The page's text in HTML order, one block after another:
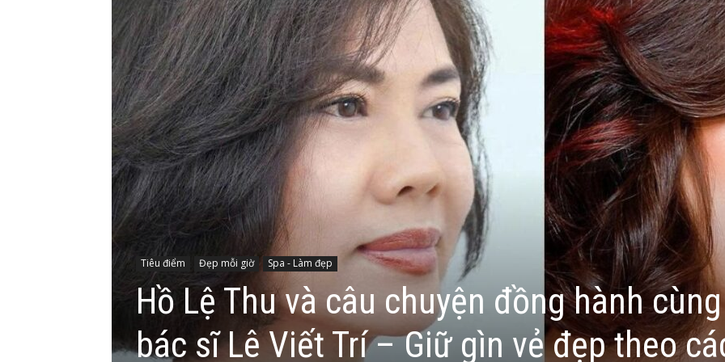
Tiêu điểm Đẹp mỗi giờ Spa - Làm đẹp
Hồ Lệ Thu và câu chuyện đồng hành cùng
bác sĩ Lê Viết Trí – Giữ gìn vẻ đẹp theo